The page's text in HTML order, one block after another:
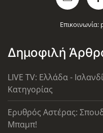
Επικοινωνία:
Δημοφιλή
LIVE TV: Ελλάδα -
Κατηγορίας
Ερυθρός Αστέρας:
Μπαμπ!